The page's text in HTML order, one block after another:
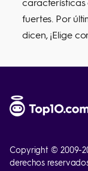
fuertes. Por
dicen, ¡Elige
Copyright © 2009-
derechos